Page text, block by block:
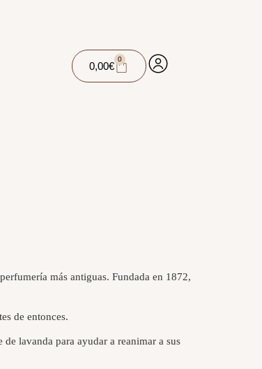
0,00€
0
más antiguas. Fundada en 1872,
de entonces.
lavanda para ayudar a reanimar a sus